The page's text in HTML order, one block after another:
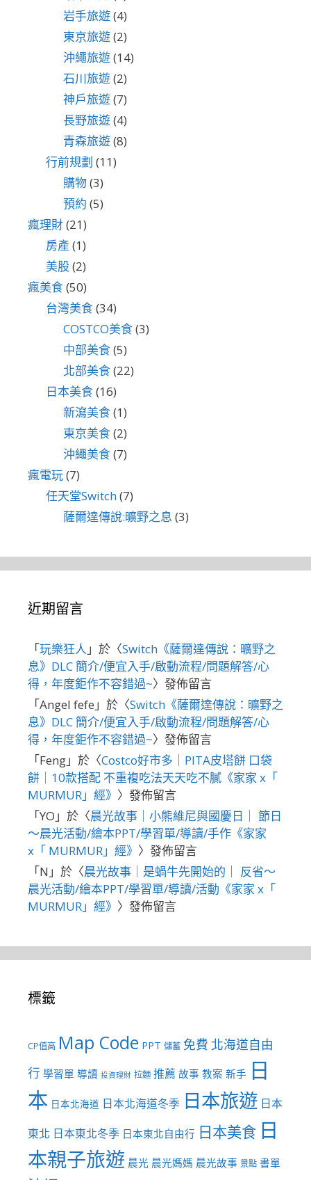
岩手旅遊(4)
東京旅遊(2)
沖繩旅遊(14)
石川旅遊(2)
神戶旅遊(7)
長野旅遊(4)
青森旅遊(8)
行前規劃 (11)
購物(3)
預約 (5)
瘋理財(21)
房產 (1)
美股(2)
瘋美食(50)
台灣美食(34)
COSTCO美食(3)
中部美食(5)
北部美食(22)
日本美食(16)
新瀉美食(1)
東京美食(2)
沖繩美食(7)
瘋電玩(7)
任天堂Switch(7)
薩爾達傳說:曠野之息 (3)
近期留言
「玩樂狂人 」於〈Switch《薩爾達傳說：曠野之
息》DLC 簡介/便宜入手/啟動流程/問題解答/心
得，年度鉅作不容錯過~〉發佈留言
「Angel fefe 」於〈Switch《薩爾達傳說：曠野之
息》DLC 簡介/便宜入手/啟動流程/問題解答/心
得，年度鉅作不容錯過~〉發佈留言
「Feng」於〈Costco好市多｜PITA皮塔餅 口袋
餅｜10款搭配 不重複吃法天天吃不膩《家家 x「
MURMUR」經》 〉發佈留言
「YO 」於〈晨光故事｜小熊維尼與國慶日｜ 節日
～晨光活動/繪本PPT/學習單/導讀/手作《家家
x「 MURMUR」經》 〉發佈留言
「N 」於〈晨光故事｜是蝸牛先開始的｜ 反省～
晨光活動/繪本PPT/學習單/導讀/活動《家家 x「
MURMUR」經》 〉發佈留言
標籤
CP值高 Map Code PPT 儲蓄 免費 北海道自由
行 學習單 導讀 投資理財 拉麵 推薦 故事 教案 新手 日
本 日本北海道 日本北海道冬季 日本旅遊 日本
東北 日本東北冬季 日本東北自由行 日本美食 日
本親子旅遊 晨光 晨光媽媽 晨光故事 景點 書單